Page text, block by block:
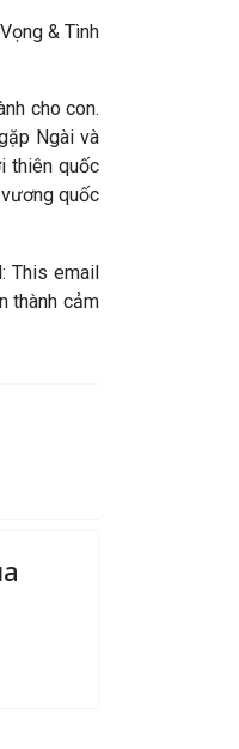
& Tình
cho con.
Ngài và
thiên quốc
quốc
This email
thành cảm